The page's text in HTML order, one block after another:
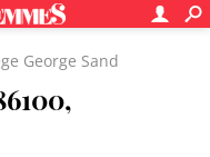
George Sand